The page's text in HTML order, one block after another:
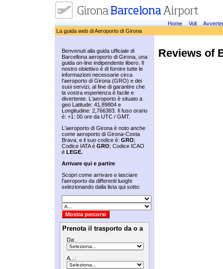
Home Voli
La guida web di Aeroporto di Girona
Benvenuti alla guida ufficiale di
Barcellona aeroporto di Girona, una
guida on-line indipendente libero. Il
nostro obiettivo è di fornire tutte le
informazioni necessarie circa
l'aeroporto di Girona (GRO) e dei
suoi servizi, al fine di garantire che
la vostra esperienza è facile e
divertente. L'aeroporto è situato a
geo Latitude: 41,89804 e
Longitudine: 2,766383. Il fuso orario
è: +1: 00 ore da UTC / GMT.
L'aeroporto di Girona è noto anche
come aeroporto di Girona-Costa
Brava, e il suo codice è: GRO;
Codice IATA è GRO; Codice ICAO
è LEGE.
Arrivare qui e partire
Scopri come arrivare e lasciare
l'aeroporto da differenti luoghi
selezionando dalla lista qui sotto:
Prenota il trasporto da o a
Da:
A...:
Reviews of